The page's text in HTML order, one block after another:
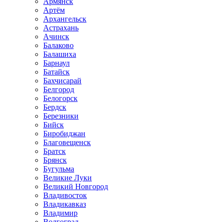
Артём
Архангельск
Астрахань
Ачинск
Балаково
Балашиха
Барнаул
Батайск
Бахчисарай
Белгород
Белогорск
Бердск
Березники
Бийск
Биробиджан
Благовещенск
Братск
Брянск
Бугульма
Великие Луки
Великий Новгород
Владивосток
Владикавказ
Владимир